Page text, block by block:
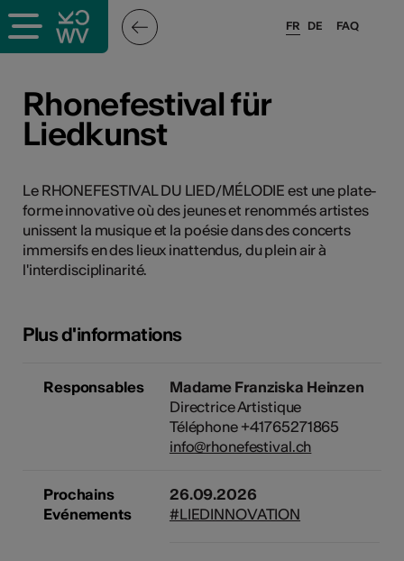
pros
FAQ
FR DE
Rhonefestival für
Liedkunst
Le RHONEFESTIVAL DU LIED/MÉLODIE est une plate-
forme innovative où des jeunes et renommés artistes
unissent la musique et la poésie dans des concerts
immersifs en des lieux inattendus, du plein air à
l'interdisciplinarité.
Plus d'informations
Responsables
Madame Franziska Heinzen
Directrice Artistique
Téléphone +41765271865
info@rhonefestival.ch
Prochains
Evénements
26.09.2026
#LIEDINNOVATION